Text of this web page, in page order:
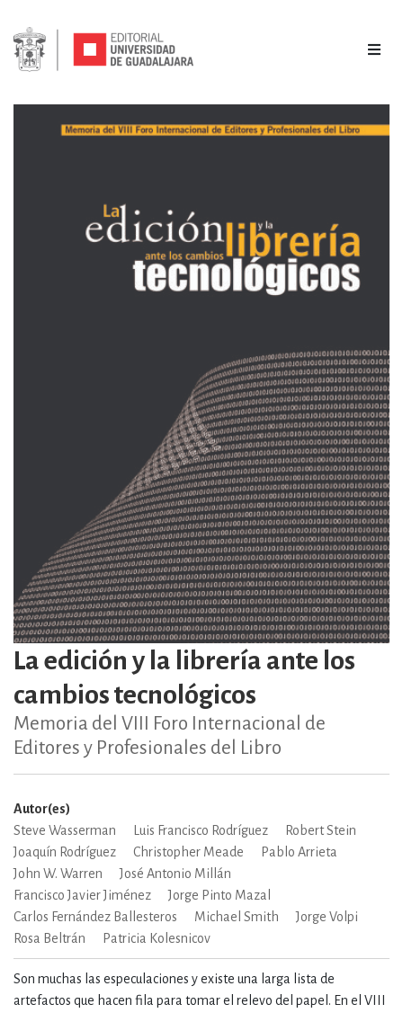
La edición y la librería ante los
cambios tecnológicos
Memoria del VIII Foro Internacional de
Editores y Profesionales del Libro
Autor(es)
Steve Wasserman
Luis Francisco Rodríguez
Robert Stein
Joaquín Rodríguez
Christopher Meade
Pablo Arrieta
John W. Warren
José Antonio Millán
Francisco Javier Jiménez
Jorge Pinto Mazal
Carlos Fernández Ballesteros
Michael Smith
Jorge Volpi
Rosa Beltrán
Patricia Kolesnicov
Son muchas las especulaciones y existe una larga lista de
artefactos que hacen fila para tomar el relevo del papel. En el VIII